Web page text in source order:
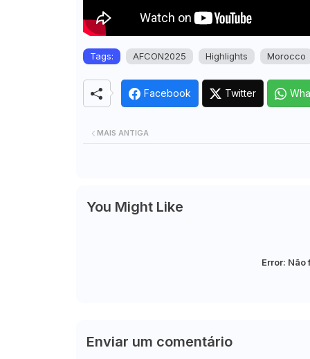
Tags: AFCON2025 Highlights Morocco
Facebook Twitter
MAIS ANTIGA
You Might Like
Error: Não
Enviar um comentário